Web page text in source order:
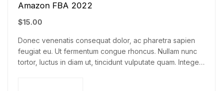
Amazon FBA 2022
$15.00
Donec venenatis consequat dolor, ac pharetra sapien
feugiat eu. Ut fermentum congue rhoncus. Nullam nunc
tortor, luctus in diam ut, tincidunt vulputate quam. Integer